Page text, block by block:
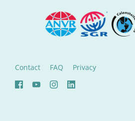
Contact FAQ Privacy